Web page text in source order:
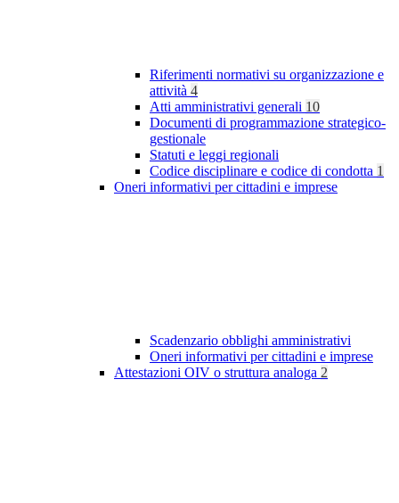
Riferimenti normativi su organizzazione e
attività 4
Atti amministrativi generali 10
Documenti di programmazione strategico-
gestionale
Statuti e leggi regionali
Codice disciplinare e codice di condotta 1
Oneri informativi per cittadini e imprese
Scadenzario obblighi amministrativi
Oneri informativi per cittadini e imprese
Attestazioni OIV o struttura analoga 2